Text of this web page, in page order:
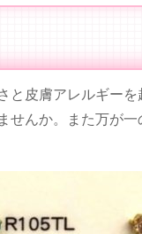
と皮膚アレルギー
せんか。また万が一